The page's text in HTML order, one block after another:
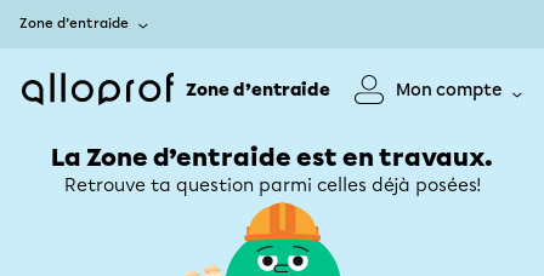
Zone d’entraide
Zone d’entraide Mon compte
La Zone d’entraide est en travaux.
Retrouve ta question parmi celles déjà posées!